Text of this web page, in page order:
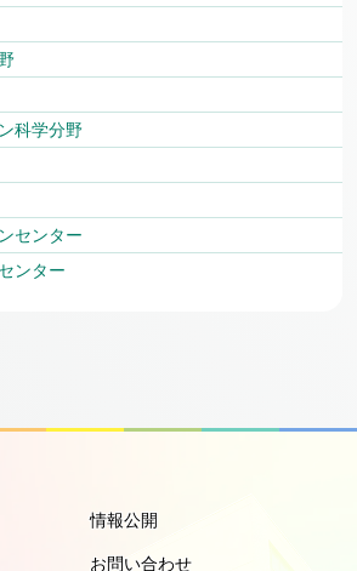
科学分野
センター
ンター
情報公開
お問い合わせ